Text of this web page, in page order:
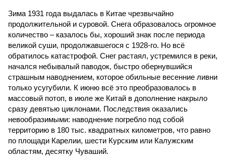
Зима 1931 года выдалась в Китае чрезвычайно
продолжительной и суровой. Снега образовалось огромное
количество – казалось бы, хороший знак после периода
великой суши, продолжавшегося с 1928-го. Но всё
обратилось катастрофой. Снег растаял, устремился в реки,
начался небывалый паводок, быстро обернувшийся
страшным наводнением, которое обильные весенние ливни
только усугубили. К июню всё это преобразовалось в
массовый потоп, в июле же Китай в дополнение накрыло
сразу девятью циклонами. Последствия оказались
невообразимыми: наводнение погребло под собой
территорию в 180 тыс. квадратных километров, что равно
по площади Карелии, шести Курским или Калужским
областям, десятку Чуваший.